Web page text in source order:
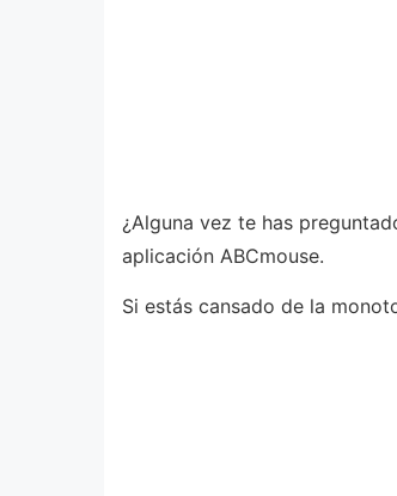
¿Alguna vez te has
aplicación ABCmouse.
Si estás cansado de la